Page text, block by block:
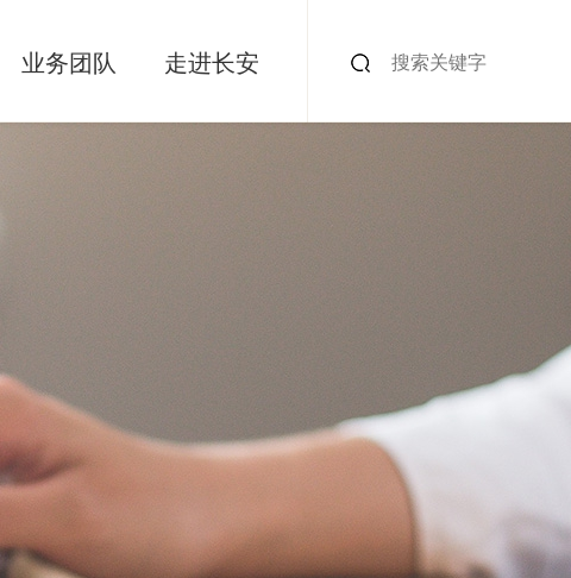
业务团队 走进长安